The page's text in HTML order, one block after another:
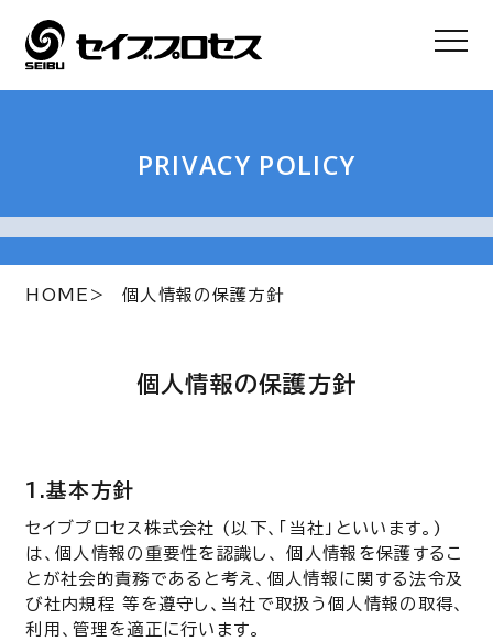
PRIVACY POLICY
HOME 個人情報の保護方針
個人情報の保護方針
1.基本方針
セイブプロセス株式会社 (以下、「当社」といいます。)
は、個人情報の重要性を認識し、 個人情報を保護するこ
とが社会的責務であると考え、個人情報に関する法令及
び社内規程 等を遵守し、当社で取扱う個人情報の取得、
利用、管理を適正に行います。